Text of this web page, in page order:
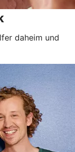
daheim und